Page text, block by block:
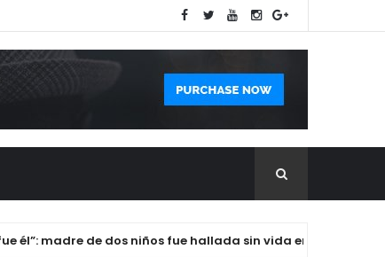
madre de dos niños fue hallada sin vida en el garaje de la